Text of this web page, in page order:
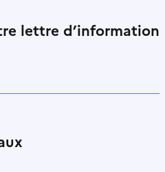
lettre d’information